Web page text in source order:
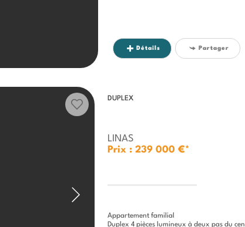
Détails Partager
DUPLEX
LINAS
Prix : 239 000 €*
Appartement familial
Duplex 4 pièces lumineux à deux pas du